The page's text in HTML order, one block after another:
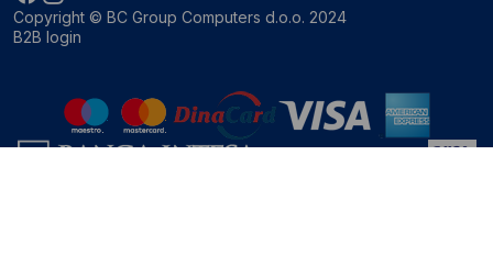
Copyright © BC Group Computers d.o.o. 2024
B2B login